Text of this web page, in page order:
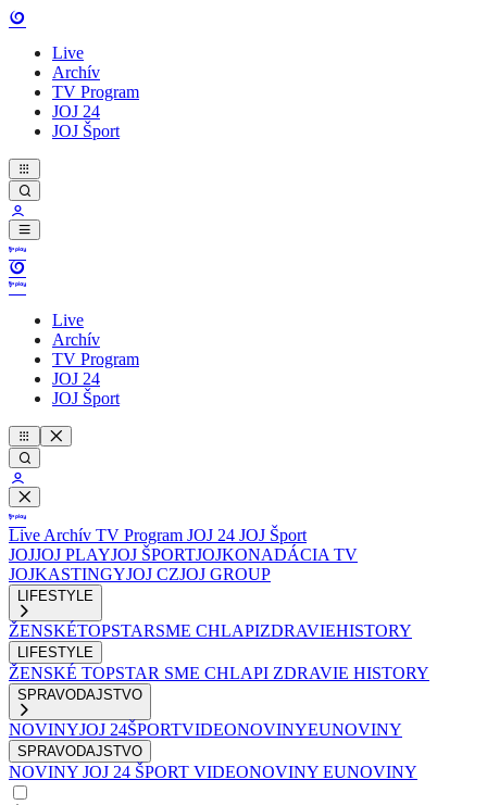
Live
Archív
TV Program
JOJ 24
JOJ Šport
Live
Archív
TV Program
JOJ 24
JOJ Šport
Live Archív TV Program JOJ 24 JOJ Šport
JOJJOJ PLAYJOJ ŠPORTJOJKONADÁCIA TV
JOJKASTINGYJOJ CZJOJ GROUP
LIFESTYLE
ŽENSKÉTOPSTARSME CHLAPIZDRAVIEHISTORY
LIFESTYLE
ŽENSKÉ TOPSTAR SME CHLAPI ZDRAVIE HISTORY
SPRAVODAJSTVO
NOVINYJOJ 24ŠPORTVIDEONOVINYEUNOVINY
SPRAVODAJSTVO
NOVINY JOJ 24 ŠPORT VIDEONOVINY EUNOVINY